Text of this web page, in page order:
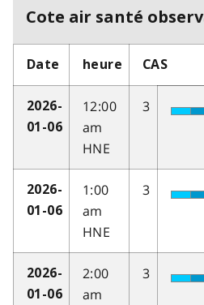
Cote air santé
Date heure CAS
2026-
01-06
12:00
am
HNE
3
2026-
01-06
1:00
am
HNE
3
2026-
01-06
2:00
am
3